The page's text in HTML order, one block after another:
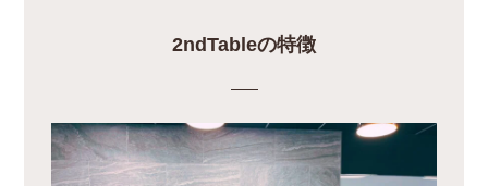
2ndTableの特徴